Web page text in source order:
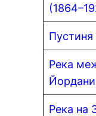
Река
Река на